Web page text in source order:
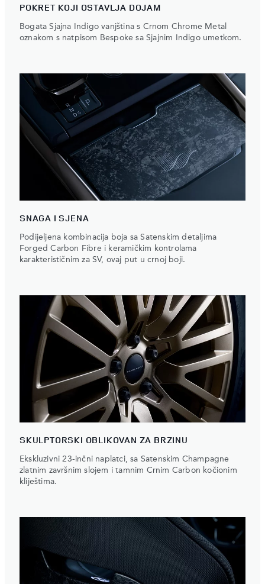
POKRET KOJI OSTAVLJA DOJAM
Bogata Sjajna Indigo vanjština s Crnom Chrome Metal
oznakom s natpisom Bespoke sa Sjajnim Indigo umetkom.
SNAGA I SJENA
Podijeljena kombinacija boja sa Satenskim detaljima
Forged Carbon Fibre i keramičkim kontrolama
karakterističnim za SV, ovaj put u crnoj boji.
SKULPTORSKI OBLIKOVAN ZA BRZINU
Ekskluzivni 23-inčni naplatci, sa Satenskim Champagne
zlatnim završnim slojem i tamnim Crnim Carbon kočionim
kliještima.